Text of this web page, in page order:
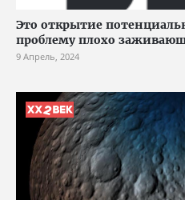
Это открытие
проблему плохо
9 Апрель, 2024